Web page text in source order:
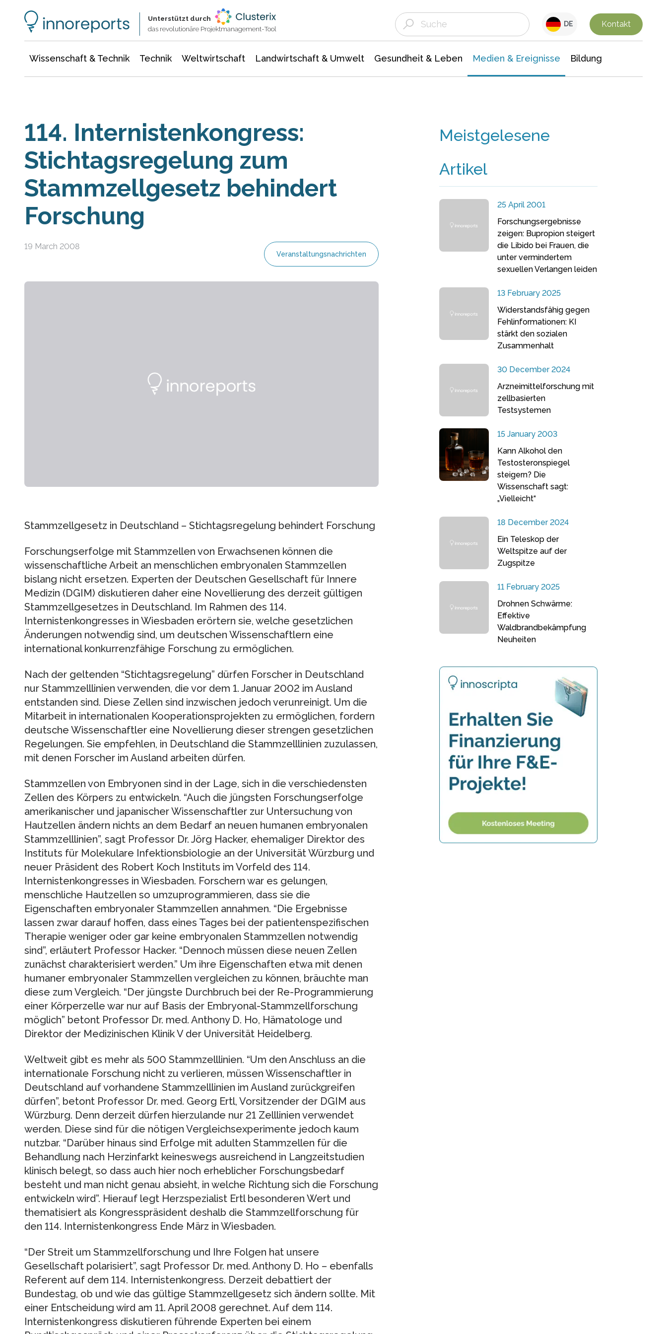
Unterstützt durch
das revolutionäre Projektmanagement-Tool
DE Kontakt
Wissenschaft & Technik Technik Weltwirtschaft Landwirtschaft & Umwelt Gesundheit & Leben Medien & Ereignisse Bildung
114. Internistenkongress:
Stichtagsregelung zum
Stammzellgesetz behindert
Forschung
19 March 2008
Veranstaltungsnachrichten
Stammzellgesetz in Deutschland – Stichtagsregelung behindert Forschung
Forschungserfolge mit Stammzellen von Erwachsenen können die
wissenschaftliche Arbeit an menschlichen embryonalen Stammzellen
bislang nicht ersetzen. Experten der Deutschen Gesellschaft für Innere
Medizin (DGIM) diskutieren daher eine Novellierung des derzeit gültigen
Stammzellgesetzes in Deutschland. Im Rahmen des 114.
Internistenkongresses in Wiesbaden erörtern sie, welche gesetzlichen
Änderungen notwendig sind, um deutschen Wissenschaftlern eine
international konkurrenzfähige Forschung zu ermöglichen.
Nach der geltenden “Stichtagsregelung” dürfen Forscher in Deutschland
nur Stammzelllinien verwenden, die vor dem 1. Januar 2002 im Ausland
entstanden sind. Diese Zellen sind inzwischen jedoch verunreinigt. Um die
Mitarbeit in internationalen Kooperationsprojekten zu ermöglichen, fordern
deutsche Wissenschaftler eine Novellierung dieser strengen gesetzlichen
Regelungen. Sie empfehlen, in Deutschland die Stammzelllinien zuzulassen,
mit denen Forscher im Ausland arbeiten dürfen.
Stammzellen von Embryonen sind in der Lage, sich in die verschiedensten
Zellen des Körpers zu entwickeln. “Auch die jüngsten Forschungserfolge
amerikanischer und japanischer Wissenschaftler zur Untersuchung von
Hautzellen ändern nichts an dem Bedarf an neuen humanen embryonalen
Stammzelllinien”, sagt Professor Dr. Jörg Hacker, ehemaliger Direktor des
Instituts für Molekulare Infektionsbiologie an der Universität Würzburg und
neuer Präsident des Robert Koch Instituts im Vorfeld des 114.
Internistenkongresses in Wiesbaden. Forschern war es gelungen,
menschliche Hautzellen so umzuprogrammieren, dass sie die
Eigenschaften embryonaler Stammzellen annahmen. “Die Ergebnisse
lassen zwar darauf hoffen, dass eines Tages bei der patientenspezifischen
Therapie weniger oder gar keine embryonalen Stammzellen notwendig
sind”, erläutert Professor Hacker. “Dennoch müssen diese neuen Zellen
zunächst charakterisiert werden.” Um ihre Eigenschaften etwa mit denen
humaner embryonaler Stammzellen vergleichen zu können, bräuchte man
diese zum Vergleich. “Der jüngste Durchbruch bei der Re-Programmierung
einer Körperzelle war nur auf Basis der Embryonal-Stammzellforschung
möglich” betont Professor Dr. med. Anthony D. Ho, Hämatologe und
Direktor der Medizinischen Klinik V der Universität Heidelberg.
Weltweit gibt es mehr als 500 Stammzelllinien. “Um den Anschluss an die
internationale Forschung nicht zu verlieren, müssen Wissenschaftler in
Deutschland auf vorhandene Stammzelllinien im Ausland zurückgreifen
dürfen”, betont Professor Dr. med. Georg Ertl, Vorsitzender der DGIM aus
Würzburg. Denn derzeit dürfen hierzulande nur 21 Zelllinien verwendet
werden. Diese sind für die nötigen Vergleichsexperimente jedoch kaum
nutzbar. “Darüber hinaus sind Erfolge mit adulten Stammzellen für die
Behandlung nach Herzinfarkt keineswegs ausreichend in Langzeitstudien
klinisch belegt, so dass auch hier noch erheblicher Forschungsbedarf
besteht und man nicht genau absieht, in welche Richtung sich die Forschung
entwickeln wird”. Hierauf legt Herzspezialist Ertl besonderen Wert und
thematisiert als Kongresspräsident deshalb die Stammzellforschung für
den 114. Internistenkongress Ende März in Wiesbaden.
“Der Streit um Stammzellforschung und Ihre Folgen hat unsere
Gesellschaft polarisiert”, sagt Professor Dr. med. Anthony D. Ho – ebenfalls
Referent auf dem 114. Internistenkongress. Derzeit debattiert der
Bundestag, ob und wie das gültige Stammzellgesetz sich ändern sollte. Mit
einer Entscheidung wird am 11. April 2008 gerechnet. Auf dem 114.
Internistenkongress diskutieren führende Experten bei einem
Meistgelesene
Artikel
25 April 2001
Forschungsergebnisse
zeigen: Bupropion steigert
die Libido bei Frauen, die
unter vermindertem
sexuellen Verlangen leiden
13 February 2025
Widerstandsfähig gegen
Fehlinformationen: KI
stärkt den sozialen
Zusammenhalt
30 December 2024
Arzneimittelforschung mit
zellbasierten
Testsystemen
15 January 2003
Kann Alkohol den
Testosteronspiegel
steigern? Die
Wissenschaft sagt:
„Vielleicht“
18 December 2024
Ein Teleskop der
Weltspitze auf der
Zugspitze
11 February 2025
Drohnen Schwärme:
Effektive
Waldbrandbekämpfung
Neuheiten